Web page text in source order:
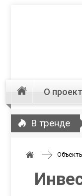
О
В тренде